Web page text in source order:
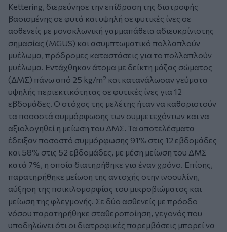
Kettering, διερεύνησε την επίδραση της διατροφής
βασισμένης σε φυτά και υψηλή σε φυτικές ίνες σε
ασθενείς με μονοκλωνική γαμμαπάθεια αδιευκρίνιστης
σημασίας (MGUS) και ασυμπτωματικό πολλαπλούν
μυέλωμα, πρόδρομες καταστάσεις για το πολλαπλούν
μυέλωμα. Εντάχθηκαν άτομα με δείκτη μάζας σώματος
(ΔΜΣ) πάνω από 25 kg/m² και κατανάλωσαν γεύματα
υψηλής περιεκτικότητας σε φυτικές ίνες για 12
εβδομάδες. Ο στόχος της μελέτης ήταν να καθοριστούν
τα ποσοστά συμμόρφωσης των συμμετεχόντων και να
αξιολογηθεί η μείωση του ΔΜΣ. Τα αποτελέσματα
έδειξαν ποσοστό συμμόρφωσης 91% στις 12 εβδομάδες
και 58% στις 52 εβδομάδες, με μέση μείωση του ΔΜΣ
κατά 7%, η οποία διατηρήθηκε για έναν χρόνο. Επίσης,
παρατηρήθηκε μείωση της αντοχής στην ινσουλίνη,
αύξηση της ποικιλομορφίας του μικροβιώματος και
μείωση της φλεγμονής. Σε δύο ασθενείς με πρόοδο
νόσου παρατηρήθηκε σταθεροποίηση, γεγονός που
υποδηλώνει ότι οι διατροφικές παρεμβάσεις μπορεί να